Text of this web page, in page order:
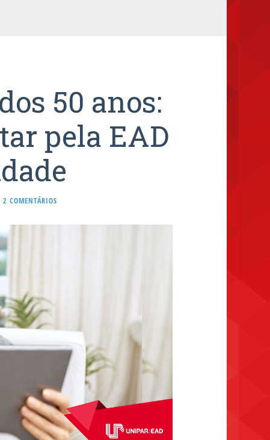
50 anos:
pela EAD
2 COMENTÁRIOS